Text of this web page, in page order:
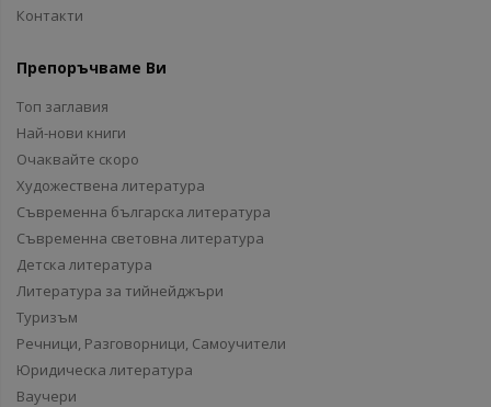
Контакти
Препоръчваме Ви
Топ заглавия
Най-нови книги
Очаквайте скоро
Художествена литература
Съвременна българска литература
Съвременна световна литература
Детска литература
Литература за тийнейджъри
Туризъм
Речници, Разговорници, Самоучители
Юридическа литература
Ваучери